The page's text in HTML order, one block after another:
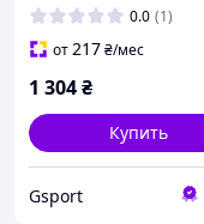
Gsport
0.0 (1)
от217₴/мес
1 304₴
Купить
Gsport